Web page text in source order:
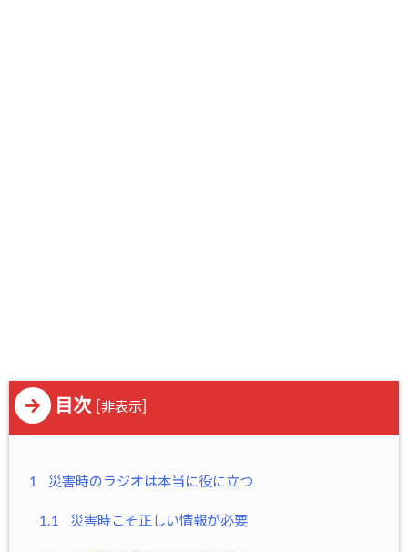
目次 非表示
1 災害時のラジオは本当に役に立つ
1.1 災害時こそ正しい情報が必要